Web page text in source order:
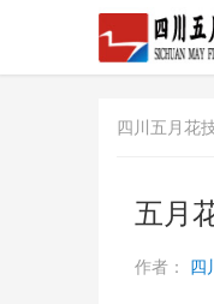
四川五月花
五月
作者： 四